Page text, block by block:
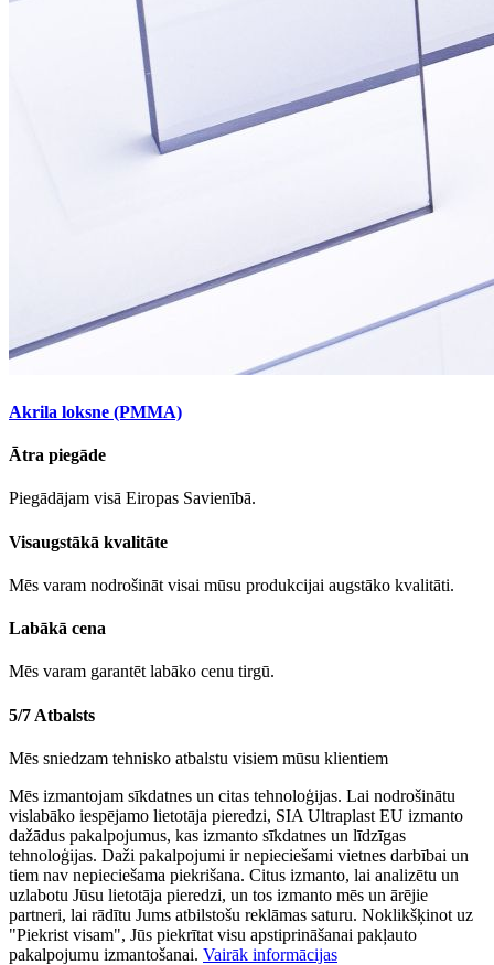
Akrila loksne (PMMA)
Ātra piegāde
Piegādājam visā Eiropas Savienībā.
Visaugstākā kvalitāte
Mēs varam nodrošināt visai mūsu produkcijai augstāko kvalitāti.
Labākā cena
Mēs varam garantēt labāko cenu tirgū.
5/7 Atbalsts
Mēs sniedzam tehnisko atbalstu visiem mūsu klientiem
Mēs izmantojam sīkdatnes un citas tehnoloģijas. Lai nodrošinātu
vislabāko iespējamo lietotāja pieredzi, SIA Ultraplast EU izmanto
dažādus pakalpojumus, kas izmanto sīkdatnes un līdzīgas
tehnoloģijas. Daži pakalpojumi ir nepieciešami vietnes darbībai un
tiem nav nepieciešama piekrišana. Citus izmanto, lai analizētu un
uzlabotu Jūsu lietotāja pieredzi, un tos izmanto mēs un ārējie
partneri, lai rādītu Jums atbilstošu reklāmas saturu. Noklikšķinot uz
"Piekrist visam", Jūs piekrītat visu apstiprināšanai pakļauto
pakalpojumu izmantošanai. Vairāk informācijas